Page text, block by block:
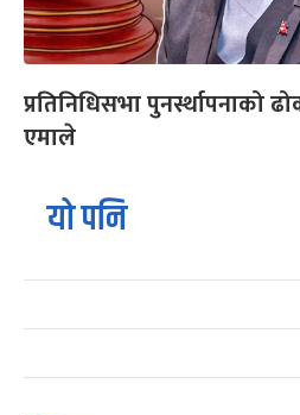
प्रतिनिधिसभा पुनर्स्थापनाको
एमाले
यो पनि